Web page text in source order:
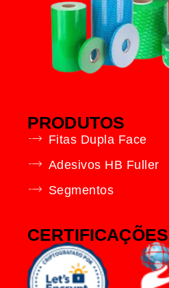
PRODUTOS
Fitas Dupla Face
Adesivos HB Fuller
Segmentos
CERTIFICAÇÕES